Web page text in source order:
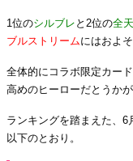
1位のシルブレ と2位の全天
ブルストリームにはおよ
全体的にコラボ限定カー
高めのヒーローだとうかが
ランキングを踏まえた、6
以下のとおり。